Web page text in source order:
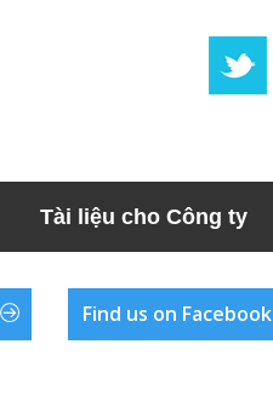
Tài liệu cho Công ty
Find us on Facebook